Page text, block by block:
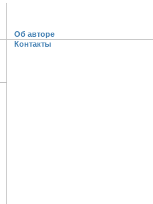
Об авторе
Контакты